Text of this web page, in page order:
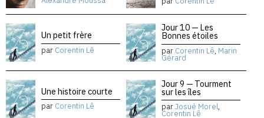
Un petit frère
par Corentin Lê
Jour 10 — Les
Bonnes étoiles
par Corentin Lê, Marin
Gérard
Une histoire courte
par Corentin Lê
Jour 9 — Tourment
sur les îles
parJosué Morel,
Corentin Lê